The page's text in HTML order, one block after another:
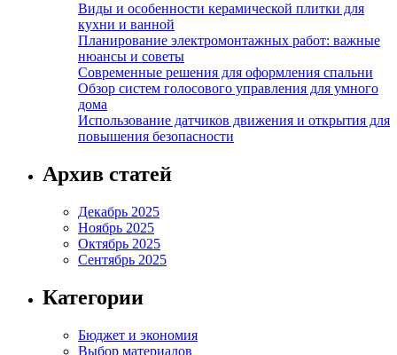
Виды и особенности керамической плитки для
кухни и ванной
Планирование электромонтажных работ: важные
нюансы и советы
Современные решения для оформления спальни
Обзор систем голосового управления для умного
дома
Использование датчиков движения и открытия для
повышения безопасности
Архив статей
Декабрь 2025
Ноябрь 2025
Октябрь 2025
Сентябрь 2025
Категории
Бюджет и экономия
Выбор материалов